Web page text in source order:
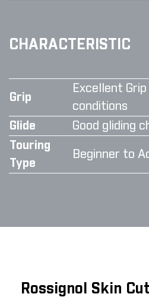
CHARACTERISTIC
Grip
Excellent
conditions
Glide
Good gliding
Touring
Type
Beginner to
Rossignol Skin